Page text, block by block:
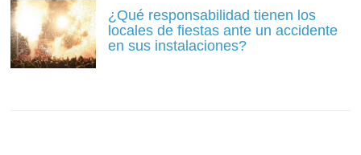
¿Qué responsabilidad tienen los
locales de fiestas ante un accidente
en sus instalaciones?